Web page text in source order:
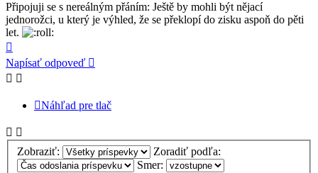
Připojuji se s nereálným přáním: Ještě by mohli být nějací
jednorožci, u který je výhled, že se překlopí do zisku aspoň do pěti
let.
Napísať odpoveď
Náhľad pre tlač
Zobraziť:
Zoradiť podľa:
Smer: